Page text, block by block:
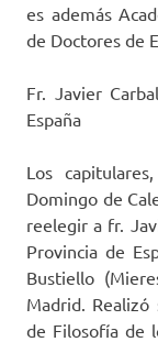
es además
de Doctores de
Fr. Javier
España
Los
Domingo de
reelegir a fr.
Provincia de
Bustiello
Madrid.
de Filosofía de